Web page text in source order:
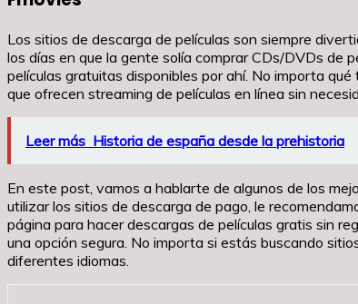
Los sitios de descarga de películas son siempre
los días en que la gente solía comprar CDs/DVDs de
películas gratuitas disponibles por ahí. No importa
que ofrecen streaming de películas en línea sin
Leer más Historia de españa desde la prehistoria
En este post, vamos a hablarte de algunos de los
utilizar los sitios de descarga de pago, le
página para hacer descargas de películas gratis sin
una opción segura. No importa si estás buscando
diferentes idiomas.